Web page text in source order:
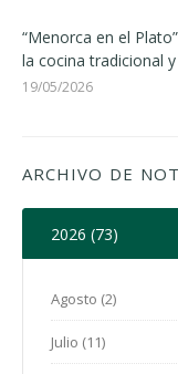
“Menorca en el
la cocina tradicional
19/05/2026
ARCHIVO DE
2026 (73)
Agosto (2)
Julio (11)